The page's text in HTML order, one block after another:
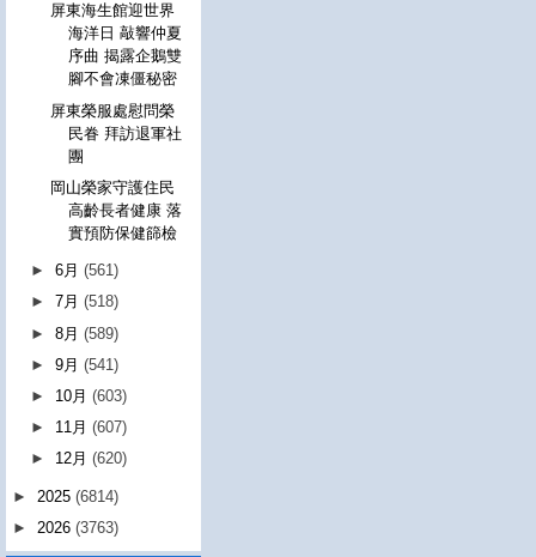
屏東海生館迎世界
海洋日 敲響仲夏
序曲 揭露企鵝雙
腳不會凍僵秘密
屏東榮服處慰問榮
民眷 拜訪退軍社
團
岡山榮家守護住民
高齡長者健康 落
實預防保健篩檢
►6月(561)
►7月(518)
►8月(589)
►9月(541)
► 10月(603)
► 11月(607)
► 12月(620)
► 2025 (6814)
► 2026 (3763)